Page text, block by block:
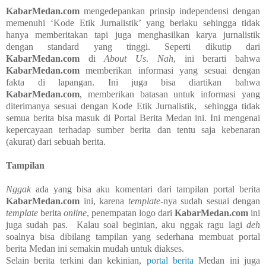
KabarMedan.com mengedepankan prinsip independensi dengan
memenuhi ‘Kode Etik Jurnalistik’ yang berlaku sehingga tidak
hanya memberitakan tapi juga menghasilkan karya jurnalistik
dengan standard yang tinggi. Seperti dikutip dari
KabarMedan.com diAbout Us. Nah, ini berarti bahwa
KabarMedan.com memberikan informasi yang sesuai dengan
fakta di lapangan. Ini juga bisa diartikan bahwa
KabarMedan.com, memberikan batasan untuk informasi yang
diterimanya sesuai dengan Kode Etik Jurnalistik, sehingga tidak
semua berita bisa masuk di Portal Berita Medan ini. Ini mengenai
kepercayaan terhadap sumber berita dan tentu saja kebenaran
(akurat) dari sebuah berita.
Tampilan
Nggak ada yang bisa aku komentari dari tampilan portal berita
KabarMedan.com ini, karena template-nya sudah sesuai dengan
template berita online, penempatan logo dari KabarMedan.com ini
juga sudah pas. Kalau soal beginian, aku nggak ragu lagi deh
soalnya bisa dibilang tampilan yang sederhana membuat portal
berita Medan ini semakin mudah untuk diakses.
Selain berita terkini dan kekinian, portal berita Medan ini juga